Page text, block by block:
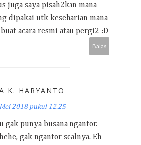
juga saya pisah2kan mana
dipakai utk keseharian mana
acara resmi atau pergi2 :D
Balas
K. HARYANTO
2018 pukul 12.25
gak punya busana ngantor.
gak ngantor soalnya. Eh